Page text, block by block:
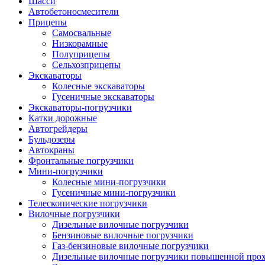
Автобетоно­смесители
Прицепы
Самосвальные
Низкорамные
Полуприцепы
Сельхозприцепы
Экскаваторы
Колесные экскаваторы
Гусеничные экскаваторы
Экскаваторы-погрузчики
Катки дорожные
Автогрейдеры
Бульдозеры
Автокраны
Фронтальные погрузчики
Мини-погрузчики
Колесные мини-погрузчики
Гусеничные мини-погрузчики
Телескопические погрузчики
Вилочные погрузчики
Дизельные вилочные погрузчики
Бензиновые вилочные погрузчики
Газ-бензиновые вилочные погрузчики
Дизельные вилочные погрузчики повышенной